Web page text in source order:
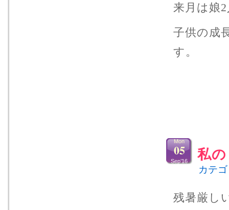
来月は娘
子供の成
す。
私
Mon
05
Sep’16
カテ
残暑厳し